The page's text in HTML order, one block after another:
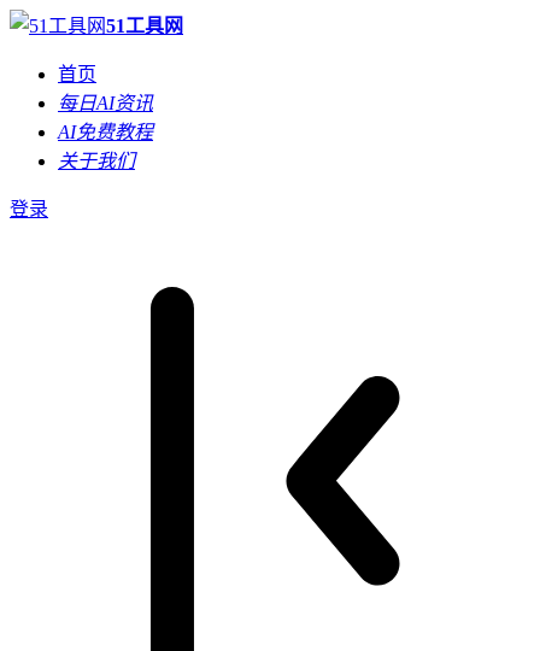
51工具网
首页
每日AI资讯
AI免费教程
关于我们
登录